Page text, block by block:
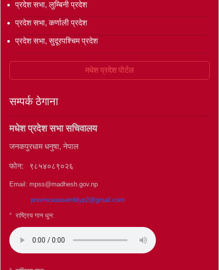
प्रदेश सभा, लुम्बिनी प्रदेश
प्रदेश सभा, कर्णाली प्रदेश
प्रदेश सभा, सुदूरपश्चिम प्रदेश
मधेश प्रदेश पोर्टल
सम्पर्क ठेगाना
मधेश प्रदेश सभा सचिवालय
जनकपुरधाम धनुषा, नेपाल
फोन: ९८५४०८९०२६
Email: mpss@madhesh.gov.np
provinceassemblyp2@gmail.com
° राष्ट्रिय गान धुन: